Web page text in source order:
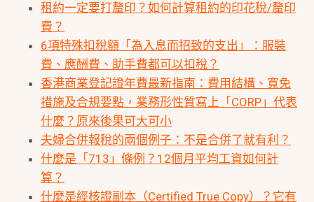
租約一定要打釐印？如何計算租約的印花稅/釐印
費？
6項特殊扣稅額「為入息而招致的支出」：服裝
費、應酬費、助手費都可以扣稅？
香港商業登記證年費最新指南：費用結構、寬免
措施及合規要點，業務形性質寫上「CORP」代表
什麼？原來後果可大可小
夫婦合併報稅的兩個例子：不是合併了就有利？
什麼是「713」條例？12個月平均工資如何計
算？
什麼是經核證副本（Certified True Copy）？它有